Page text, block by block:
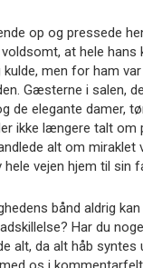
op og pressede
at hele hans
men for ham
Gæsterne i salen,
de elegante damer,
ikke længere talt om
alt om miraklet
hele vejen hjem til sin
bånd aldrig
Har du
alt, da alt håb syntes